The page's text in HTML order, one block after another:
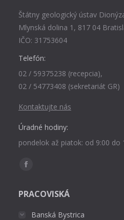
Štátny geologický ústav
Mlynská dolina 1, 817 04
IČO: 31753604
Telefón:
02 / 59375238 (recepcia),
02 / 54773408 (sekretariát GR)
Kontaktujte nás
Úradné hodiny:
pondelok až piatok: od 9:00 do
Find us on:
Facebook
opens
PRACOVISKÁ
Banská Bystrica